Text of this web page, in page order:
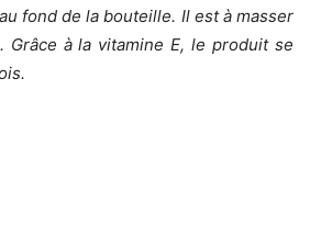
fond de la bouteille. Il est à masser
Grâce à la vitamine E, le produit se